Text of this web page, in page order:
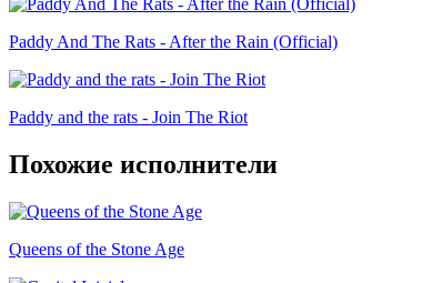
Paddy And The Rats - After the Rain (Official)
Paddy and the rats - Join The Riot
Похожие исполнители
Queens of the Stone Age